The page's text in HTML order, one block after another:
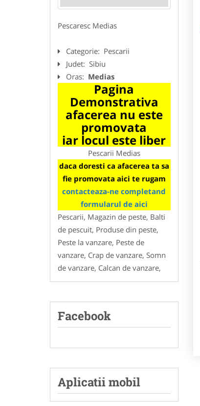
Pescaresc Medias
Categorie: Pescarii
Judet: Sibiu
Oras: Medias
Pagina
Demonstrativa
afacerea nu este
promovata
iar locul este liber
Pescarii Medias
daca doresti ca afacerea ta sa
fie promovata aici te rugam
contacteaza-ne completand
formularul de aici
Pescarii, Magazin de peste, Balti
de pescuit, Produse din peste,
Peste la vanzare, Peste de
vanzare, Crap de vanzare, Somn
de vanzare, Calcan de vanzare,
Facebook
Aplicatii mobil